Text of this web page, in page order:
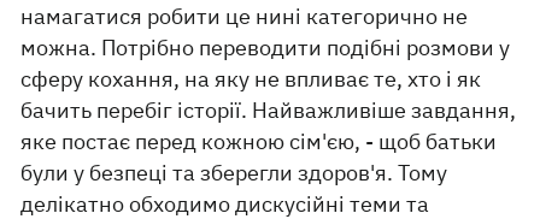
намагатися робити це нині категорично не
можна. Потрібно переводити подібні розмови у
сферу кохання, на яку не впливає те, хто і як
бачить перебіг історії. Найважливіше завдання,
яке постає перед кожною сім'єю, - щоб батьки
були у безпеці та зберегли здоров'я. Тому
делікатно обходимо дискусійні теми та